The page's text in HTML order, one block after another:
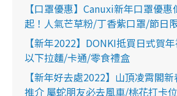
【口罩優惠】Canuxi新年口罩優
起！人氣芒草粉/丁香紫口罩/節日
【新年2022】DONKI抵買日式賀
以下拉麵/卡通/零食禮盒
【新年好去處2022】山頂凌霄閣
推介 屬蛇朋友必去風車/桃花打卡